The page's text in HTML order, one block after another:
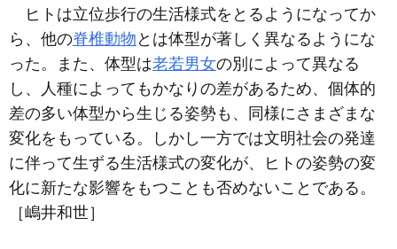
ヒトは立位歩行の生活様式をとるようになってか
ら、他の脊椎動物 とは体型が著しく異なるようにな
った。また、体型は老若男女の別によって異なる
し、人種によってもかなりの差があるため、個体的
差の多い体型から生じる姿勢も、同様にさまざまな
変化をもっている。しかし一方では文明社会の発達
に伴って生ずる生活様式の変化が、ヒトの姿勢の変
化に新たな影響をもつことも否めないことである。
［嶋井和世］